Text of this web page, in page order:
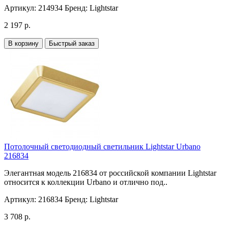
Артикул: 214934 Бренд: Lightstar
2 197 р.
В корзину Быстрый заказ
Потолочный светодиодный светильник Lightstar Urbano
216834
Элегантная модель 216834 от российской компании Lightstar
относится к коллекции Urbano и отлично под..
Артикул: 216834 Бренд: Lightstar
3 708 р.